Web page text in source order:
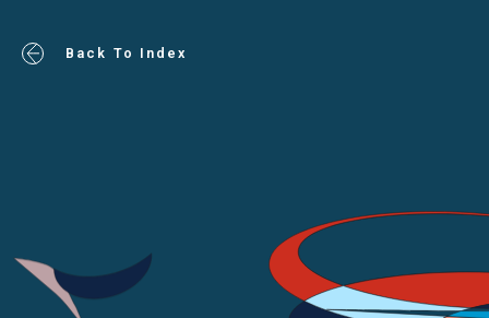
Back To Index